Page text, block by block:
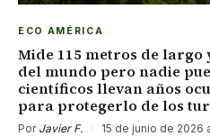
ECO AMÉRICA
Mide 115 metros de largo
del mundo pero nadie
científicos llevan años
para protegerlo de los
Por Javier F. · 15 de junio de 2026